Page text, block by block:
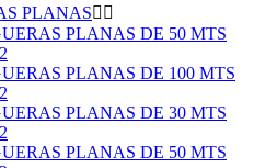
PLANAS 
PLANAS DE 50 MTS
PLANAS DE 100 MTS
PLANAS DE 30 MTS
PLANAS DE 50 MTS